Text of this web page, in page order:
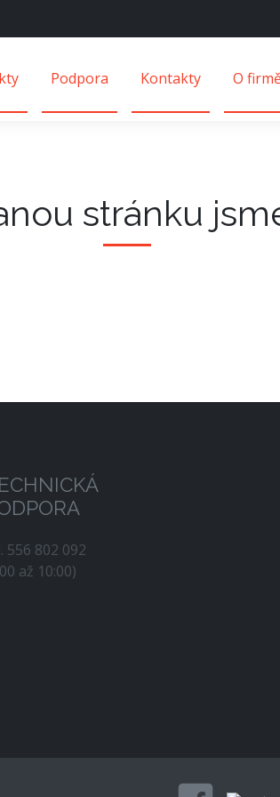
Podpora Kontakty O
stránku
556 802 092
až 10:00)